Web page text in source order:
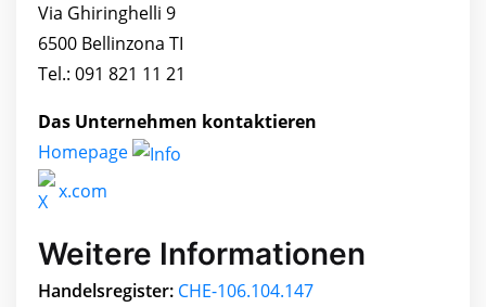
Via Ghiringhelli 9
6500 Bellinzona TI
Tel.: 091 821 11 21
Das Unternehmen kontaktieren
Homepage
x.com
Weitere Informationen
Handelsregister: CHE-106.104.147